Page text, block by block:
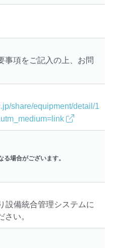
事項をご記入の上、お問
share/equipment/detail/1
場合がございます。
設備統合管理システムに
さい。